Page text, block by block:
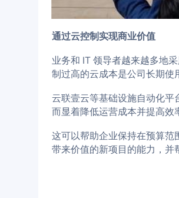
通过云控制实现商业价值
业务和 IT 领导者越来越多地
制过高的云成本是公司长期使
云联壹云等基础设施自动化平
而显着降低运营成本并提高效
这可以帮助企业保持在预算范
带来价值的新项目的能力，并